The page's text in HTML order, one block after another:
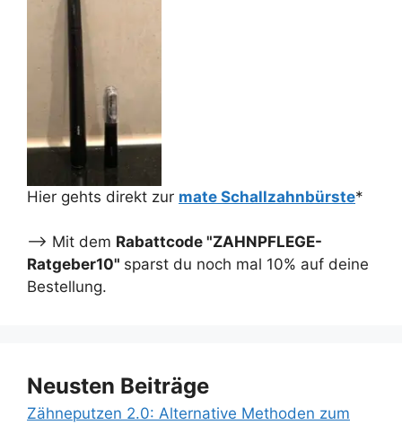
Hier gehts direkt zur mate Schallzahnbürste*
--> Mit dem Rabattcode "ZAHNPFLEGE-
Ratgeber10" sparst du noch mal 10% auf deine
Bestellung.
Neusten Beiträge
Zähneputzen 2.0: Alternative Methoden zum